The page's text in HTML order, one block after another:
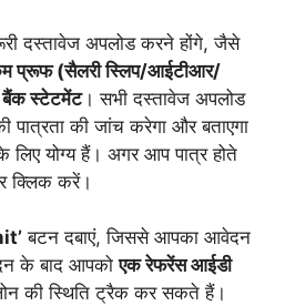
दस्तावेज अपलोड करने होंगे, जैसे
प्रूफ (सैलरी स्लिप/आईटीआर/
बैंक स्टेटमेंट। सभी दस्तावेज अपलोड
की जांच करेगा और बताएगा
लिए योग्य हैं। अगर आप पात्र होते
क्लिक करें।
बटन दबाएं, जिससे आपका आवेदन
के बाद आपकोएक रेफरेंस आईडी
की स्थिति ट्रैक कर सकते हैं।